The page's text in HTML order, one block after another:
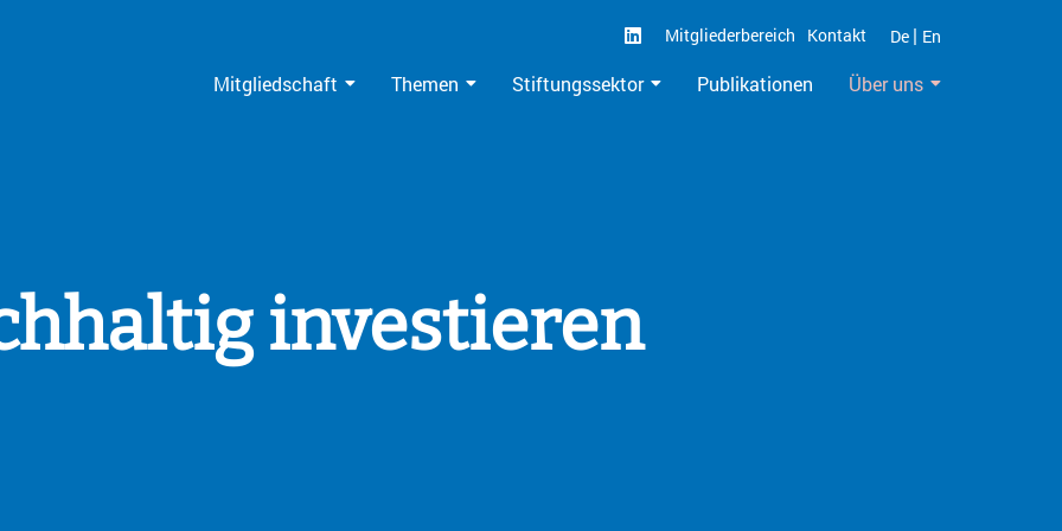
Mitgliederbereich Kontakt De | En
Mitgliedschaft Themen Stiftungssektor Publikationen Über uns
investieren